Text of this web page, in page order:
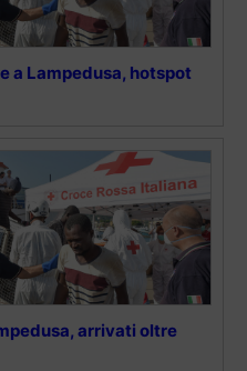
a Lampedusa, hotspot
arrivati oltre